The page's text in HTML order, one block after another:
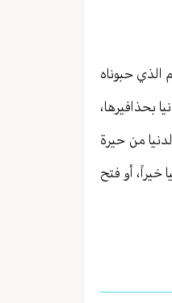
الذي حبوناه
بحذافيرها،
من حيرة
أو فتح